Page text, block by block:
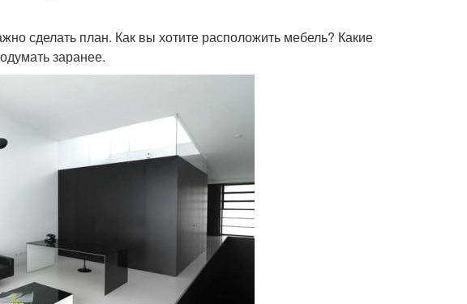
сделать план. Как вы хотите расположить мебель? Какие
заранее.